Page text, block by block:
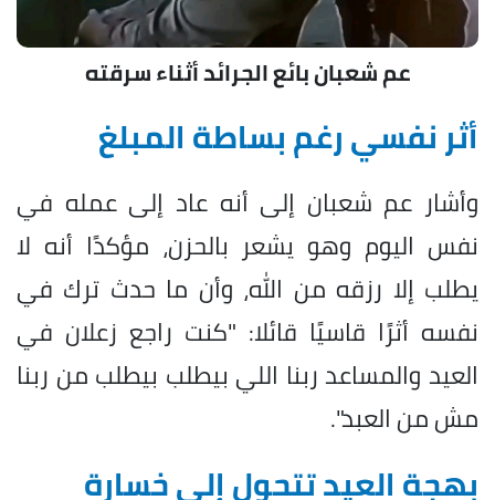
عم شعبان بائع الجرائد أثناء سرقته
أثر نفسي رغم بساطة المبلغ
وأشار عم شعبان إلى أنه عاد إلى عمله في
نفس اليوم وهو يشعر بالحزن، مؤكدًا أنه لا
يطلب إلا رزقه من الله، وأن ما حدث ترك في
نفسه أثرًا قاسيًا قائلا: "كنت راجع زعلان في
العيد والمساعد ربنا اللي بيطلب بيطلب من ربنا
مش من العبد".
بهجة العيد تتحول إلى خسارة